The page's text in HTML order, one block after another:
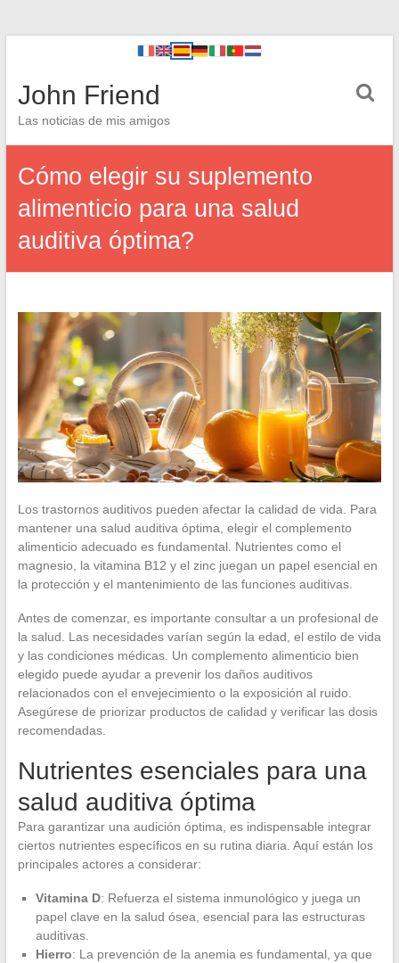
John Friend
Las noticias de mis amigos
Cómo elegir su suplemento
alimenticio para una salud
auditiva óptima?
Los trastornos auditivos pueden afectar la calidad de vida. Para
mantener una salud auditiva óptima, elegir el complemento
alimenticio adecuado es fundamental. Nutrientes como el
magnesio, la vitamina B12 y el zinc juegan un papel esencial en
la protección y el mantenimiento de las funciones auditivas.
Antes de comenzar, es importante consultar a un profesional de
la salud. Las necesidades varían según la edad, el estilo de vida
y las condiciones médicas. Un complemento alimenticio bien
elegido puede ayudar a prevenir los daños auditivos
relacionados con el envejecimiento o la exposición al ruido.
Asegúrese de priorizar productos de calidad y verificar las dosis
recomendadas.
Nutrientes esenciales para una
salud auditiva óptima
Para garantizar una audición óptima, es indispensable integrar
ciertos nutrientes específicos en su rutina diaria. Aquí están los
principales actores a considerar:
Vitamina D: Refuerza el sistema inmunológico y juega un
papel clave en la salud ósea, esencial para las estructuras
auditivas.
Hierro: La prevención de la anemia es fundamental, ya que